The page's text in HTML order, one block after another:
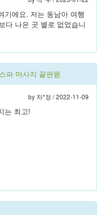
기에요. 저는 동남아 여행
다 나은 곳 별로 없었습니
파 마사지 끝판왕
by 차*정 /2022-11-09
는 최고!